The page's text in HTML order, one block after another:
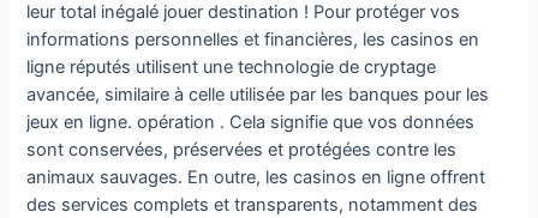
leur total inégalé jouer destination ! Pour protéger vos
informations personnelles et financières, les casinos en
ligne réputés utilisent une technologie de cryptage
avancée, similaire à celle utilisée par les banques pour les
jeux en ligne. opération . Cela signifie que vos données
sont conservées, préservées et protégées contre les
animaux sauvages. En outre, les casinos en ligne offrent
des services complets et transparents, notamment des